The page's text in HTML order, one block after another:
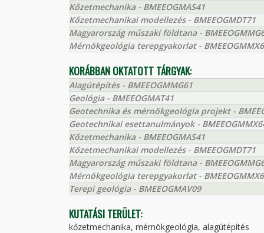
Kőzetmechanika - BMEEOGMAS41
Kőzetmechanikai modellezés - BMEEOGMDT71
Magyarország műszaki földtana -
Mérnökgeológia terepgyakorlat -
KORÁBBAN OKTATOTT TÁRGYAK:
Alagútépítés - BMEEOGMMG61
Geológia - BMEEOGMAT41
Geotechnika és mérnökgeológia projekt -
Geotechnikai esettanulmányok -
Kőzetmechanika - BMEEOGMAS41
Kőzetmechanikai modellezés - BMEEOGMDT71
Magyarország műszaki földtana -
Mérnökgeológia terepgyakorlat -
Terepi geológia - BMEEOGMAV09
KUTATÁSI TERÜLET:
kőzetmechanika, mérnökgeológia, alagútépítés